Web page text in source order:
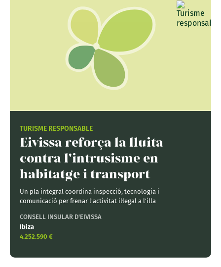
TURISME RESPONSABLE
Eivissa reforça la lluita
contra l'intrusisme en
habitatge i transport
Un pla integral coordina inspecció, tecnologia i
comunicació per frenar l'activitat il·legal a l'illa
CONSELL INSULAR D'EIVISSA
Ibiza
4.252.590 €